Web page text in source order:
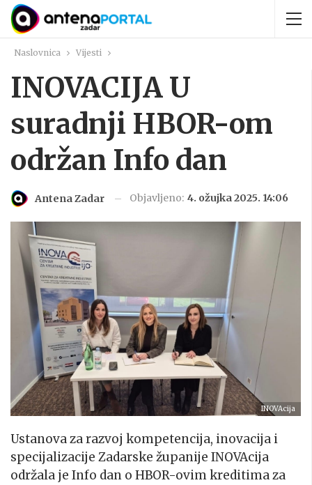
Naslovnica Vijesti
INOVACIJA U
suradnji HBOR-om
održan Info dan
Antena Zadar Objavljeno: 4. ožujka 2025. 14:06
INOVAcija
Ustanova za razvoj kompetencija, inovacija i
specijalizacije Zadarske županije INOVAcija
održala je Info dan o HBOR-ovim kreditima za